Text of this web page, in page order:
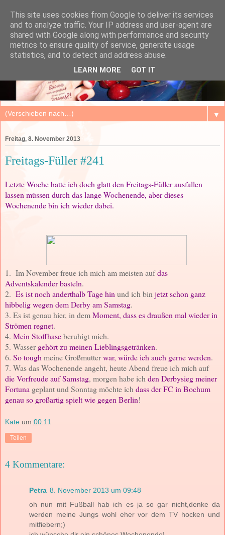
▼
Freitag, 8. November 2013
Freitags-Füller #241
Letzte Woche hatte ich doch glatt den Freitags-Füller ausfallen
lassen müssen durch das lange Wochenende, aber dieses
Wochenende bin ich wieder dabei.
1. Im November freue ich mich am meisten aufdas
Adventskalender basteln.
2. Es ist noch anderthalb Tage hinund ich binjetzt schon ganz
hibbelig wegen dem Derby am Samstag.
3. Es ist genau hier, in demMoment, dass es draußen mal wieder in
Strömen regnet.
4. Mein Stoffhaseberuhigt mich.
5. Wasser gehört zu meinen Lieblingsgetränken.
6. So toughmeine Großmutterwar, würde ich auch gerne werden.
7. Was das Wochenende angeht, heute Abend freue ich mich auf
die Vorfreude auf Samstag, morgen habe ichden Derbysieg meiner
Fortuna geplant und Sonntag möchte ichdass der FC in Bochum
genau so großartig spielt wie gegen Berlin!
Kate um 00:11
Teilen
4 Kommentare:
Petra 8. November 2013 um 09:48
oh nun mit Fußball hab ich es ja so gar nicht,denke da
werden meine Jungs wohl eher vor dem TV hocken und
mitfiebern;)
This site uses cookies from Google to deliver its services
and to analyze traffic. Your IP address and user-agent are
shared with Google along with performance and security
metrics to ensure quality of service, generate usage
statistics, and to detect and address abuse.
LEARN MORE GOT IT